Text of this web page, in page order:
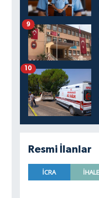
9
10
Resmi İlanlar